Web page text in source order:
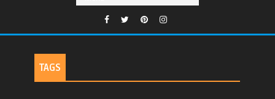
TAGS